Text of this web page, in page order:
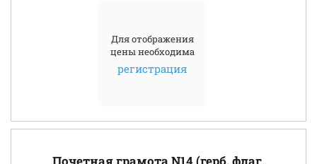
Для отображения
цены необходима
регистрация